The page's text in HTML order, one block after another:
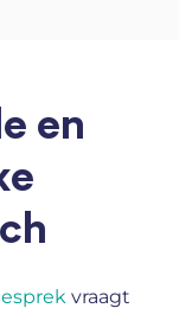
en
vraagt